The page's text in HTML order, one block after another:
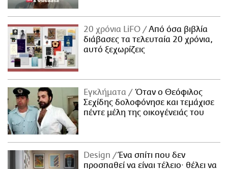
20 χρόνια LiFO
Από όσα βιβλία
διάβασες τα τελευταία 20 χρόνια,
αυτό ξεχωρίζεις
Εγκλήματα
Όταν ο Θεόφιλος
Σεχίδης δολοφόνησε και τεμάχισε
πέντε μέλη της οικογένειάς του
Design
Ένα σπίτι που δεν
προσπαθεί να είναι τέλειο· θέλει να